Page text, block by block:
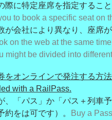
に特定座席を指定するこ
to book a specific seat on
会社により異なり、座席
on the web at the same
might be divided into
をオンラインで発注する方法
with a RailPass.
「パス」か「パス＋列車
をは可です）。
Buy a